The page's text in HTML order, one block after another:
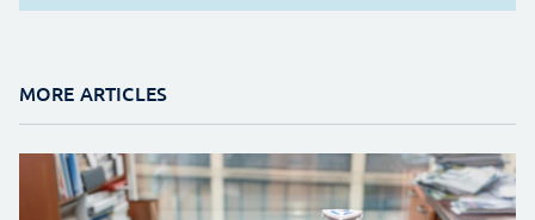
MORE ARTICLES